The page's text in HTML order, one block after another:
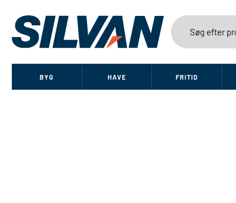
BYG HAVE FRITID